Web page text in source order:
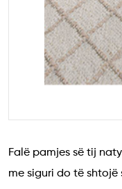
Falë pamjes së tij
me siguri do të shtojë